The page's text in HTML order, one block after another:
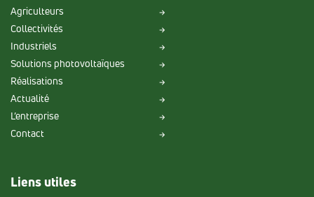
Agriculteurs
Collectivités
Industriels
Solutions photovoltaïques
Réalisations
Actualité
L’entreprise
Contact
Liens utiles